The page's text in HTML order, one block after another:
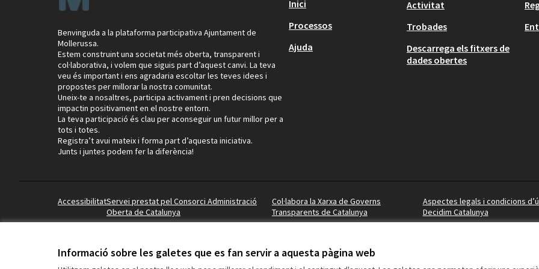
Informació sobre les galetes que es fan servir a aquesta pàgina web
Benvinguda a la plataforma participativa Ajuntament de
Mollerussa.
Estem construint una societat més oberta, transparent i
col·laborativa, i volem que siguis part d’aquest canvi. La teva
veu és important i ens agradaria escoltar les teves idees i
propostes per millorar la nostra comunitat.
Uneix-te a nosaltres, participa activament i pren decisions que
impactin positivament en el nostre entorn.
La teva participació és clau per aconseguir un futur millor per a
tots i totes.
Registra’t avui mateix i forma part d’aquesta iniciativa.
Junts i juntes podem fer la diferència!
Inici
Processos
Ajuda
Activitat
Trobades
Descarrega els fitxers de
dades obertes
AccessibilitatServei prestat pel Consorci Administració
Oberta de Catalunya
Col·labora la Xarxa de Governs
Transparents de Catalunya
Aspectes legals i condicions
Decidim Catalunya